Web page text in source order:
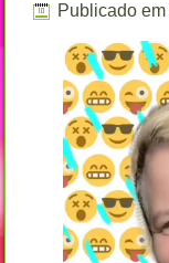
Publicado em